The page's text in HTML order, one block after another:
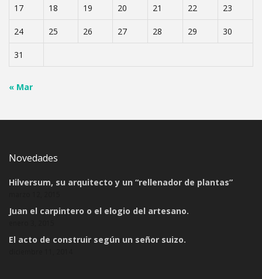
17 18 19 20 21 22 23
24 25 26 27 28 29 30
31
« Mar
Novedades
Hilversum, su arquitecto y un “rellenador de plantas”
Juan el carpintero o el elogio del artesano.
El acto de construir según un señor suizo.